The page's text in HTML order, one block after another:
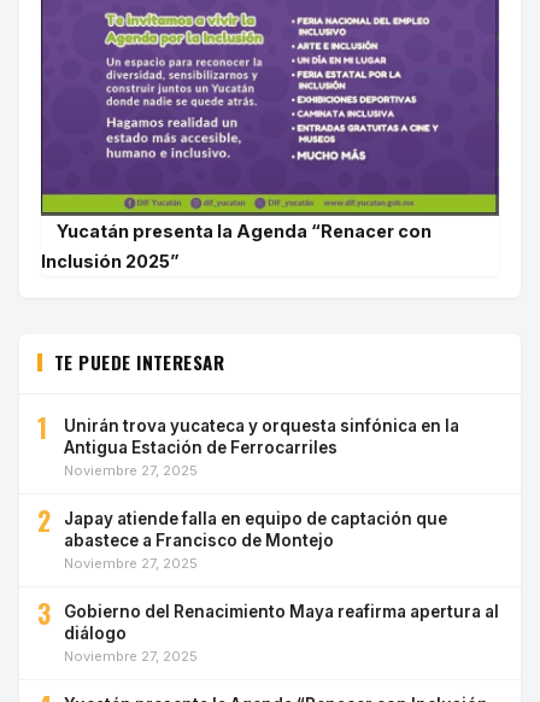
Yucatán presenta la Agenda “Renacer con
Inclusión 2025”
TE PUEDE INTERESAR
1
Unirán trova yucateca y orquesta sinfónica en la
Antigua Estación de Ferrocarriles
Noviembre 27, 2025
2
Japay atiende falla en equipo de captación que
abastece a Francisco de Montejo
Noviembre 27, 2025
3
Gobierno del Renacimiento Maya reafirma apertura al
diálogo
Noviembre 27, 2025